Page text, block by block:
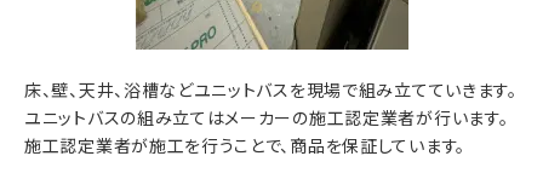
床、壁、天井、浴槽などユニットバスを現場で組み立てていきます。
ユニットバスの組み立てはメーカーの施工認定業者が行います。
施工認定業者が施工を行うことで、商品を保証しています。